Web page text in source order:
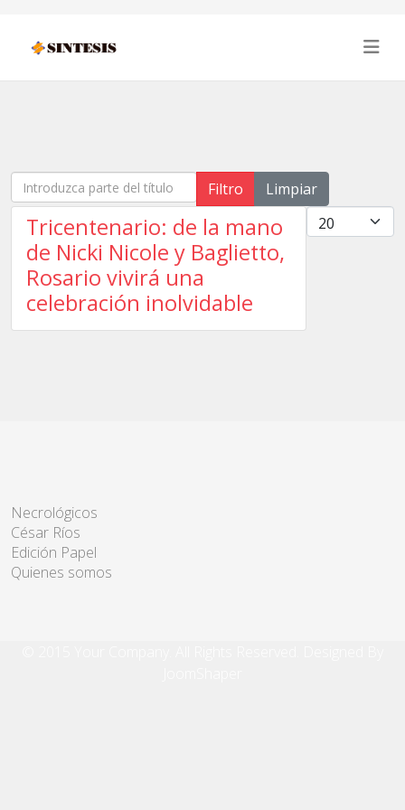
Introduzca parte del título Filtro
Limpiar
Cantidad
Tricentenario: de la mano
de Nicki Nicole y Baglietto,
Rosario vivirá una
celebración inolvidable
Necrológicos
César Ríos
Edición Papel
Quienes somos